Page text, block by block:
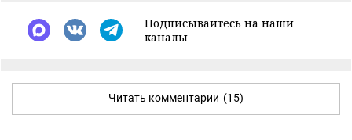
Подписывайтесь на наши
каналы
Читать комментарии (15)